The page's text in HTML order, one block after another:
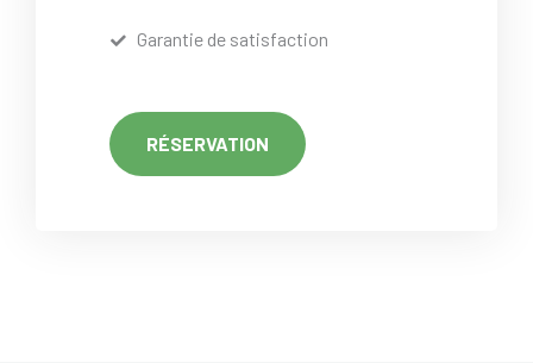
Garantie de satisfaction
RÉSERVATION